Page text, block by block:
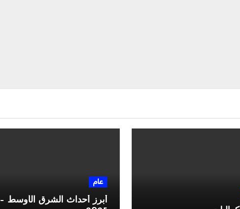
عام
أبرز أحداث الشرق الأوسط –